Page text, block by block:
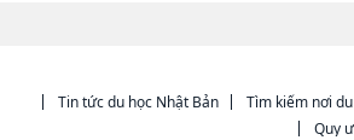
Tin tức du học Nhật Bản Tìm kiếm nơi
Quy